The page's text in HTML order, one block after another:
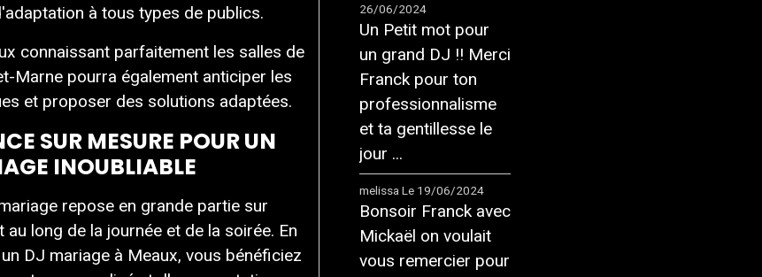
à tous types de publics.
connaissant parfaitement les salles de
Marne pourra également anticiper les
et proposer des solutions adaptées.
SUR MESURE POUR UN
INOUBLIABLE
repose en grande partie sur
long de la journée et de la soirée. En
DJ mariage à Meaux, vous bénéficiez
26/06/2024
Un Petit mot pour
un grand DJ !! Merci
Franck pour ton
professionnalisme
et ta gentillesse le
jour ...
melissa Le 19/06/2024
Bonsoir Franck avec
Mickaël on voulait
vous remercier pour